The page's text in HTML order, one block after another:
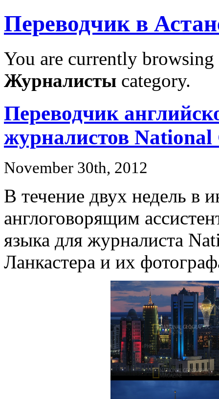
Переводчик в
You are currently
Журналисты category.
Переводчик
журналистов National
November 30th, 2012
В течение двух недель в
англоговорящим
языка для журналиста
Ланкастера и их